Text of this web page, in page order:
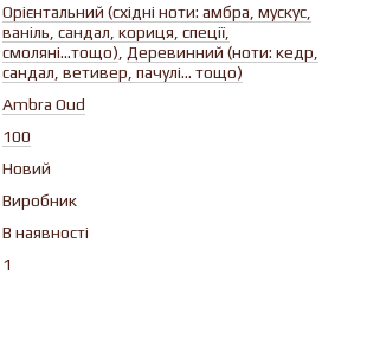
Орієнтальний (східні ноти: амбра, мускус,
ваніль, сандал, кориця, спеції,
смоляні...тощо)
Деревинний (ноти: кедр,
сандал, ветивер, пачулі... тощо)
Ambra Oud
100
Новий
Виробник
В наявності
1